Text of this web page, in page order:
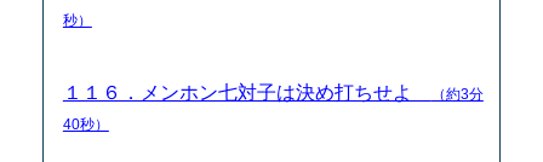
秒）
１１６．メンホン七対子は決め打ちせよ
（約3分
40秒）